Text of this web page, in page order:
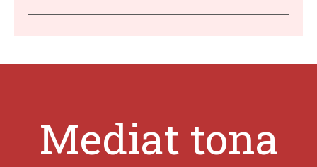
Mediat tona